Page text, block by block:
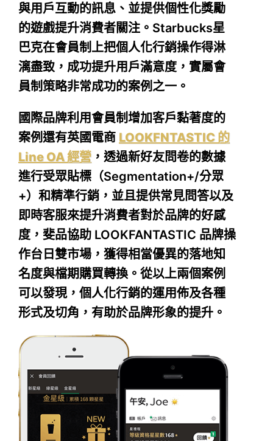
與用戶互動的訊息、並提供個性化獎勵
的遊戲提升消費者關注。Starbucks星
巴克在會員制上把個人化行銷操作得淋
漓盡致，成功提升用戶滿意度，實屬會
員制策略非常成功的案例之一。
國際品牌利用會員制增加客戶黏著度的
案例還有英國電商 LOOKFNTASTIC 的
Line OA 經營 ，透過新好友問卷的數據
進行受眾貼標（Segmentation+/分眾
+）和精準行銷，並且提供常見問答以及
即時客服來提升消費者對於品牌的好感
度，斐品協助 LOOKFANTASTIC 品牌操
作台日雙市場，獲得相當優異的落地知
名度與檔期購買轉換。從以上兩個案例
可以發現，個人化行銷的運用佈及各種
形式及切角，有助於品牌形象的提升。